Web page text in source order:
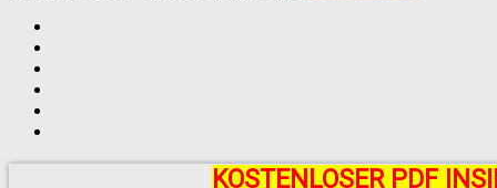
KOSTENLOSER PDF